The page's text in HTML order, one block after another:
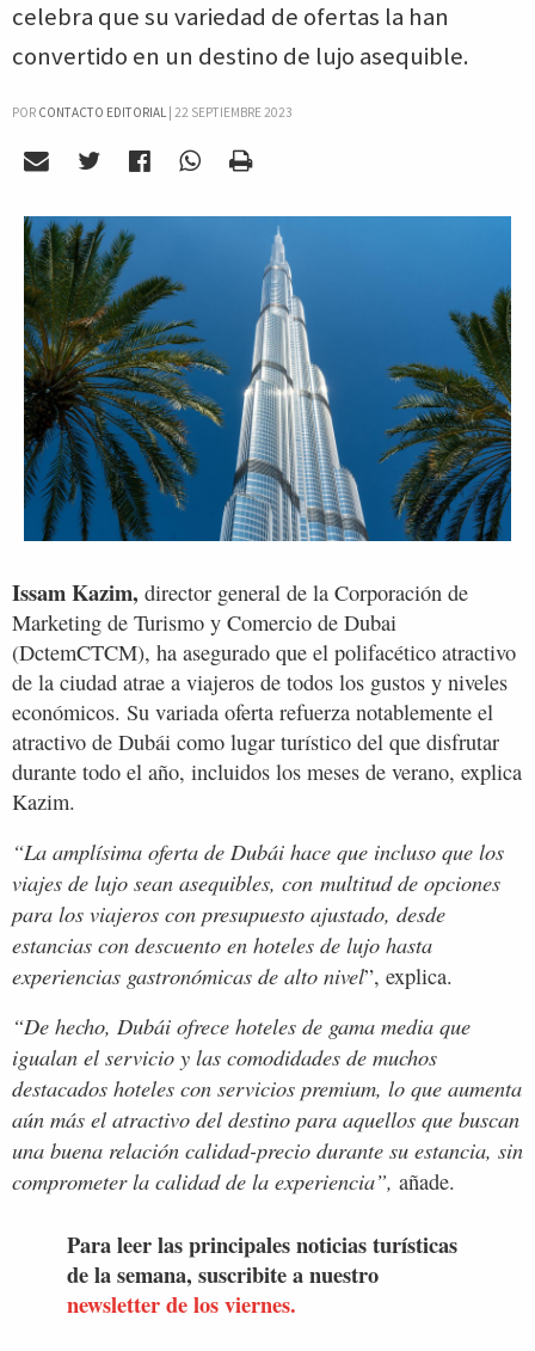
celebra que su variedad de ofertas la han
convertido en un destino de lujo asequible.
POR CONTACTO EDITORIAL| 22 SEPTIEMBRE 2023
Issam Kazim, director general de la Corporación de
Marketing de Turismo y Comercio de Dubai
(DctemCTCM), ha asegurado que el polifacético atractivo
de la ciudad atrae a viajeros de todos los gustos y niveles
económicos. Su variada oferta refuerza notablemente el
atractivo de Dubái como lugar turístico del que disfrutar
durante todo el año, incluidos los meses de verano, explica
Kazim.
“La amplísima oferta de Dubái hace que incluso que los
viajes de lujo sean asequibles, con multitud de opciones
para los viajeros con presupuesto ajustado, desde
estancias con descuento en hoteles de lujo hasta
experiencias gastronómicas de alto nivel”, explica.
“De hecho, Dubái ofrece hoteles de gama media que
igualan el servicio y las comodidades de muchos
destacados hoteles con servicios premium, lo que aumenta
aún más el atractivo del destino para aquellos que buscan
una buena relación calidad-precio durante su estancia, sin
comprometer la calidad de la experiencia”, añade.
Para leer las principales noticias turísticas
de la semana, suscribite a nuestro
newsletter de los viernes.